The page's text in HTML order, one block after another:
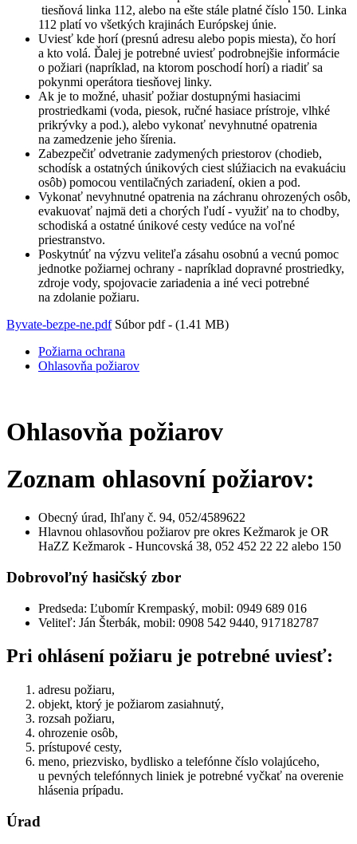
tiesňová linka 112, alebo na ešte stále platné číslo 150. Linka
112 platí vo všetkých krajinách Európskej únie.
Uviesť kde horí (presnú adresu alebo popis miesta), čo horí
a kto volá. Ďalej je potrebné uviesť podrobnejšie informácie
o požiari (napríklad, na ktorom poschodí horí) a riadiť sa
pokynmi operátora tiesňovej linky.
Ak je to možné, uhasiť požiar dostupnými hasiacimi
prostriedkami (voda, piesok, ručné hasiace prístroje, vlhké
prikrývky a pod.), alebo vykonať nevyhnutné opatrenia
na zamedzenie jeho šírenia.
Zabezpečiť odvetranie zadymených priestorov (chodieb,
schodísk a ostatných únikových ciest slúžiacich na evakuáciu
osôb) pomocou ventilačných zariadení, okien a pod.
Vykonať nevyhnutné opatrenia na záchranu ohrozených osôb,
evakuovať najmä deti a chorých ľudí - využiť na to chodby,
schodiská a ostatné únikové cesty vedúce na voľné
priestranstvo.
Poskytnúť na výzvu veliteľa zásahu osobnú a vecnú pomoc
jednotke požiarnej ochrany - napríklad dopravné prostriedky,
zdroje vody, spojovacie zariadenia a iné veci potrebné
na zdolanie požiaru.
Byvate-bezpe-ne.pdfSúbor pdf - (1.41 MB)
Požiarna ochrana
Ohlasovňa požiarov
Ohlasovňa požiarov
Zoznam ohlasovní požiarov:
Obecný úrad, Ihľany č. 94, 052/4589622
Hlavnou ohlasovňou požiarov pre okres Kežmarok je OR
HaZZ Kežmarok - Huncovská 38, 052 452 22 22 alebo 150
Dobrovoľný hasičský zbor
Predseda: Ľubomír Krempaský, mobil: 0949 689 016
Veliteľ: Ján Šterbák, mobil: 0908 542 9440, 917182787
Pri ohlásení požiaru je potrebné uviesť:
adresu požiaru,
objekt, ktorý je požiarom zasiahnutý,
rozsah požiaru,
ohrozenie osôb,
prístupové cesty,
meno, priezvisko, bydlisko a telefónne číslo volajúceho,
u pevných telefónnych liniek je potrebné vyčkať na overenie
hlásenia prípadu.
Úrad